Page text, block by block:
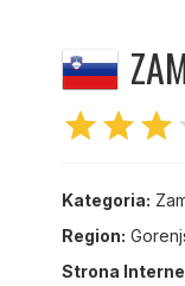
starstarstar
Kategoria:
Region:
Strona